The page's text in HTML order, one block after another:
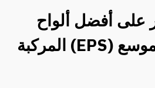
على أفضل ألواح
البوليستيرين الموسع (EPS) المركبة